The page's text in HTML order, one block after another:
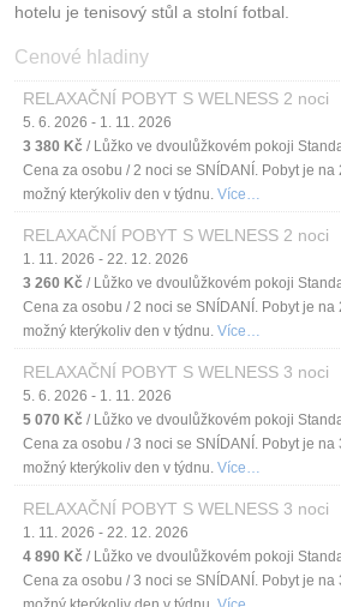
hotelu je tenisový stůl a stolní fotbal.
Cenové hladiny
RELAXAČNÍ POBYT S WELNESS 2 noci
5. 6. 2026 - 1. 11. 2026
3 380 Kč / Lůžko ve dvoulůžkovém pokoji
Cena za osobu / 2 noci se SNÍDANÍ. Pobyt je
možný kterýkoliv den v týdnu. Více…
RELAXAČNÍ POBYT S WELNESS 2 noci
1. 11. 2026 - 22. 12. 2026
3 260 Kč / Lůžko ve dvoulůžkovém pokoji
Cena za osobu / 2 noci se SNÍDANÍ. Pobyt je
možný kterýkoliv den v týdnu. Více…
RELAXAČNÍ POBYT S WELNESS 3 noci
5. 6. 2026 - 1. 11. 2026
5 070 Kč / Lůžko ve dvoulůžkovém pokoji
Cena za osobu / 3 noci se SNÍDANÍ. Pobyt je
možný kterýkoliv den v týdnu. Více…
RELAXAČNÍ POBYT S WELNESS 3 noci
1. 11. 2026 - 22. 12. 2026
4 890 Kč / Lůžko ve dvoulůžkovém pokoji
Cena za osobu / 3 noci se SNÍDANÍ. Pobyt je